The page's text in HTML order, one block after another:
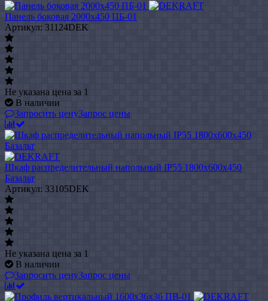
Панель боковая 2000x450 ПБ-01
Артикул: 31124DEK
Не указана цена за 1
В наличии
Запросить ценуЗапрос цены
Шкаф распределительный напольный IP55 1800х600х450
Базальт
Артикул: 33105DEK
Не указана цена за 1
В наличии
Запросить ценуЗапрос цены